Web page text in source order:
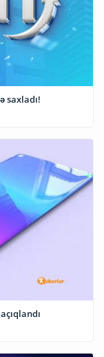
saxladı!